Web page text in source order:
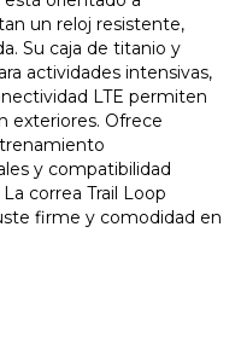
un reloj resistente,
Su caja de titanio y
actividades intensivas,
LTE permiten
exteriores. Ofrece
y compatibilidad
correa Trail Loop
firme y comodidad en